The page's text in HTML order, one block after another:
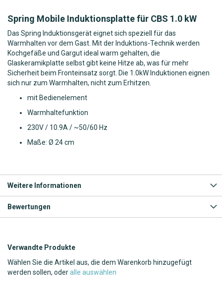
Spring Mobile Induktionsplatte für CBS 1.0 kW
Das Spring Induktionsgerät eignet sich speziell für das
Warmhalten vor dem Gast. Mit der Induktions-Technik werden
Kochgefäße und Gargut ideal warm gehalten, die
Glaskeramikplatte selbst gibt keine Hitze ab, was für mehr
Sicherheit beim Fronteinsatz sorgt. Die 1.0kW Induktionen eignen
sich nur zum Warmhalten, nicht zum Erhitzen.
mit Bedienelement
Warmhaltefunktion
230V / 10.9A / ~50/60 Hz
Maße: Ø 24 cm
Weitere Informationen
Bewertungen
Verwandte Produkte
Wählen Sie die Artikel aus, die dem Warenkorb hinzugefügt
werden sollen, oderalle auswählen